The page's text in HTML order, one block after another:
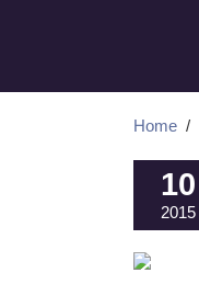
Home /
10
2015